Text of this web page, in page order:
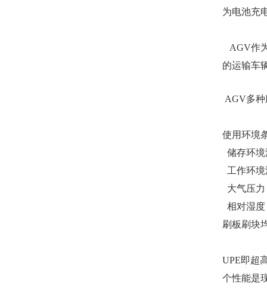
为电池充
AGV作
的运输车
AGV多种
使用环境
储存环
工作环
大气压力
相对湿度
刷板刷块
UPE即超
个性能是